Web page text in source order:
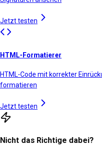
Jetzt testen
HTML-Formatierer
HTML-Code mit korrekter
formatieren
Jetzt testen
Nicht das Richtige dabei?